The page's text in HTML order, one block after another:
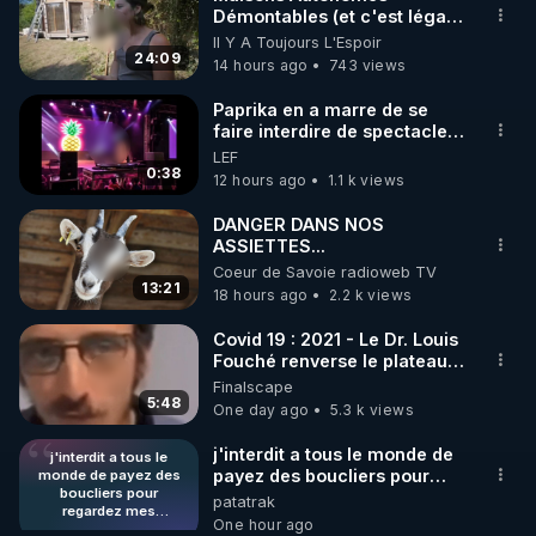
🌱 INSTAGRAM
https://www.instagram.com/rdlr_thierrycasasnovas/
http://rgnr.li/instagram
🌱 LA NEWSLETTER
Pour ne pas rater l’actualité RGNR (stages,
http://rgnr.li/news
🌱 VIDÉOS NON CENSURÉES SUR ODYSEE
Toutes les vidéos Youtube sont aussi sur la
http://rgnr.li/odysee
🌱 LES STAGES EN PRÉSENTIEL
http://rgnr.li/stages
24:09
Démontables (et c'est légal).
Visite éco village en
Bretagne
Il Y A Toujours L'Espoir
14 hours ago
743 views
0:38
Paprika en a marre de se
faire interdire de spectacle.
Elle décide donc de devenir
DJ !
LEF
12 hours ago
1.1 k views
13:21
DANGER DANS NOS
ASSIETTES...
Coeur de Savoie radioweb TV
18 hours ago
2.2 k views
5:48
Covid 19 : 2021 - Le Dr. Louis
Fouché renverse le plateau
de CNews !
Finalscape
One day ago
5.3 k views
j'interdit a tous le
monde de payez des
boucliers pour
regardez mes
publications (gratuites)
j'interdit a tous le monde de
payez des boucliers pour
regardez mes publications
(gratuites) quand ils le désire
patatrak
One hour ago